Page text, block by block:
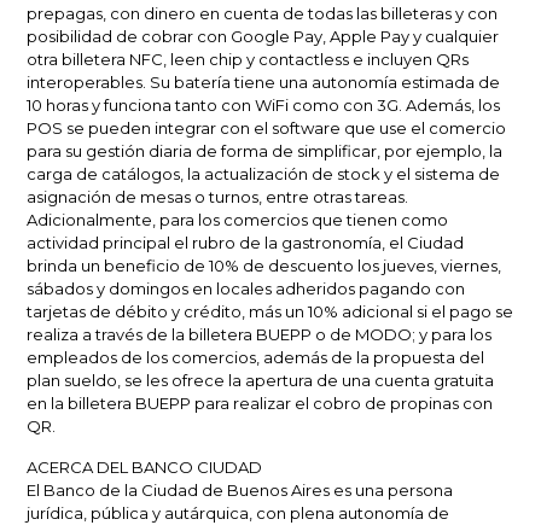
prepagas, con dinero en cuenta de todas las billeteras y con
posibilidad de cobrar con Google Pay, Apple Pay y cualquier
otra billetera NFC, leen chip y contactless e incluyen QRs
interoperables. Su batería tiene una autonomía estimada de
10 horas y funciona tanto con WiFi como con 3G. Además, los
POS se pueden integrar con el software que use el comercio
para su gestión diaria de forma de simplificar, por ejemplo, la
carga de catálogos, la actualización de stock y el sistema de
asignación de mesas o turnos, entre otras tareas.
Adicionalmente, para los comercios que tienen como
actividad principal el rubro de la gastronomía, el Ciudad
brinda un beneficio de 10% de descuento los jueves, viernes,
sábados y domingos en locales adheridos pagando con
tarjetas de débito y crédito, más un 10% adicional si el pago se
realiza a través de la billetera BUEPP o de MODO; y para los
empleados de los comercios, además de la propuesta del
plan sueldo, se les ofrece la apertura de una cuenta gratuita
en la billetera BUEPP para realizar el cobro de propinas con
QR.
ACERCA DEL BANCO CIUDAD
El Banco de la Ciudad de Buenos Aires es una persona
jurídica, pública y autárquica, con plena autonomía de